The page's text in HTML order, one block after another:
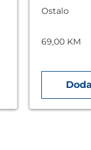
Ostalo
69,00 KM